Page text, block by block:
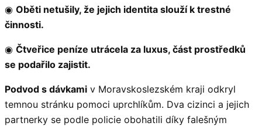
◉ Oběti netušily, že jejich identita slouží k trestné
činnosti.
◉ Čtveřice peníze utrácela za luxus, část prostředků
se podařilo zajistit.
Podvod s dávkami v Moravskoslezském kraji odkryl
temnou stránku pomoci uprchlíkům. Dva cizinci a jejich
partnerky se podle policie obohatili díky falešným